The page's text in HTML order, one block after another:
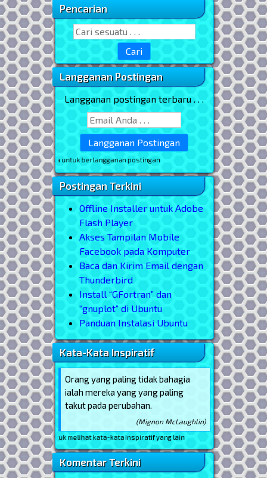
Sidebar Utama
Pencarian
Search for:
Langganan Postingan
Langganan postingan terbaru . . .
email Anda untuk berlangganan postingan
Postingan Terkini
Offline Installer untuk Adobe
Flash Player
Akses Tampilan Mobile
Facebook pada Komputer
Baca dan Kirim Email dengan
Thunderbird
Install “GFortran” dan
“gnuplot” di Ubuntu
Panduan Instalasi Ubuntu
Kata-Kata Inspiratif
Orang yang paling tidak bahagia
ialah mereka yang yang paling
takut pada perubahan.
(Mignon McLaughlin)
ini, untuk melihat kata-kata inspiratif yang lain
Komentar Terkini